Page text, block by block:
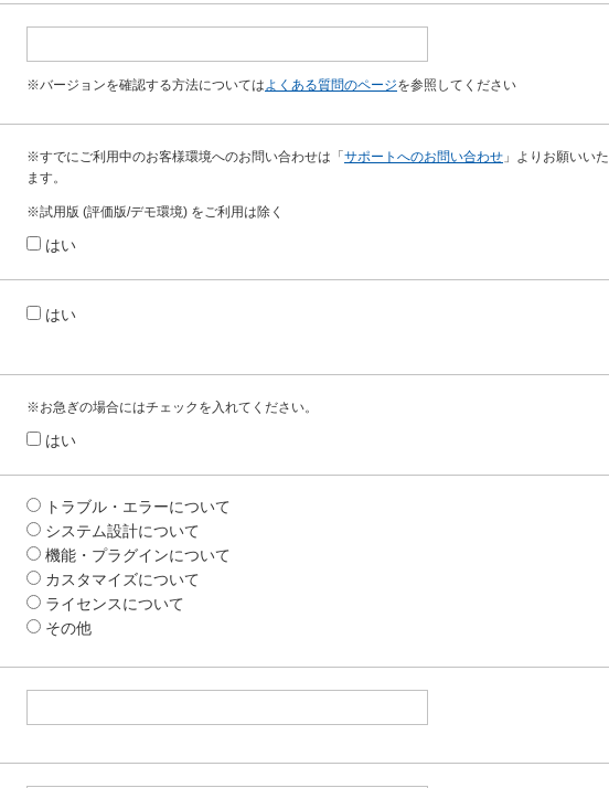
※バージョンを確認する方法については よくある質問のページを参照してください
※すでにご利用中のお客様環境へのお問い合わせは「サポートへのお問い合わせ 」よりお願いい
ます。
※試用版 (評価版/デモ環境) をご利用は除く
はい
はい
※お急ぎの場合にはチェックを入れてください。
はい
トラブル・エラーについて
システム設計について
機能・プラグインについて
カスタマイズについて
ライセンスについて
その他